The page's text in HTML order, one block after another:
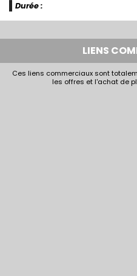
Durée :
LIENS
Ces liens commerciaux sont
les offres et l'achat de